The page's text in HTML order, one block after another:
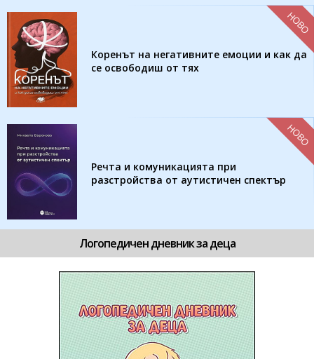
Коренът на негативните емоции и как да
се освободиш от тях
НОВО
Речта и комуникацията при
разстройства от аутистичен спектър
НОВО
Логопедичен дневник за деца